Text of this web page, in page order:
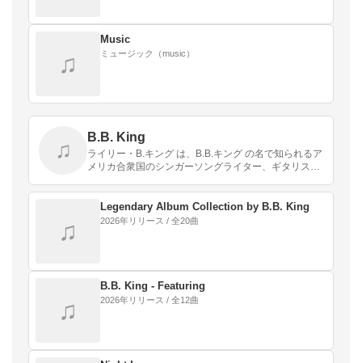
♫
Music
ミュージック（music）
♫
B.B. King
ライリー・B.キング は、B.B.キング の名で知られるア
メリカ合衆国のシンガーソングライター、ギタリス
ース」とも称される。
♫
Legendary Album Collection by B.B. King
2026年リリース / 全20曲
♫
B.B. King - Featuring
2026年リリース / 全12曲